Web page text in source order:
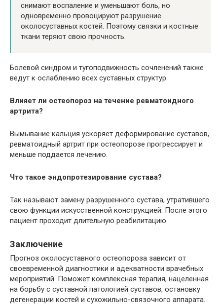
снимают воспаление и уменьшают боль, но
одновременно провоцируют разрушение
околосуставных костей. Поэтому связки и костные
ткани теряют свою прочность.
Болевой синдром и тугоподвижность сочленений также
ведут к ослаблению всех суставных структур.
Влияет ли остеопороз на течение ревматоидного
артрита?
Вымывание кальция ускоряет деформирование суставов,
ревматоидный артрит при остеопорозе прогрессирует и
меньше поддается лечению.
Что такое эндопротезирование сустава?
Так называют замену разрушенного сустава, утратившего
свою функции искусственной конструкцией. После этого
пациент проходит длительную реабилитацию.
Заключение
Прогноз околосуставного остеопороза зависит от
своевременной диагностики и адекватности врачебных
мероприятий. Поможет комплексная терапия, нацеленная
на борьбу с суставной патологией суставов, остановку
дегенерации костей и сухожильно-связочного аппарата.